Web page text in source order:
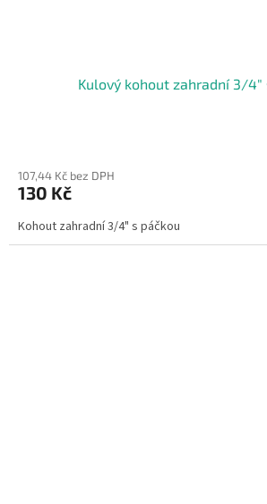
Kulový kohout zahradní 3/4"
107,44 Kč bez DPH
130 Kč
Kohout zahradní 3/4" s páčkou